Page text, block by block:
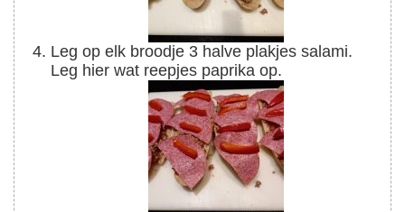
Leg op elk broodje 3 halve plakjes salami.
Leg hier wat reepjes paprika op.